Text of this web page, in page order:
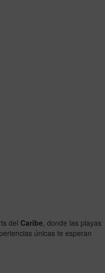
del Caribe , donde las playas
únicas te esperan